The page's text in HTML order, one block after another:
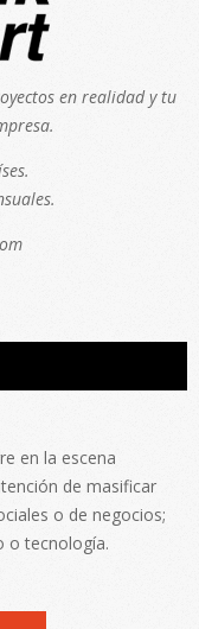
en realidad y tu
en la escena
de masificar
o de negocios;
o tecnología.